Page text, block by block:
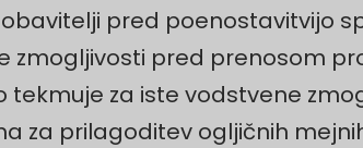
pred poenostavitvijo
zmogljivosti pred prenosom
tekmuje za iste vodstvene
za prilagoditev ogljičnih